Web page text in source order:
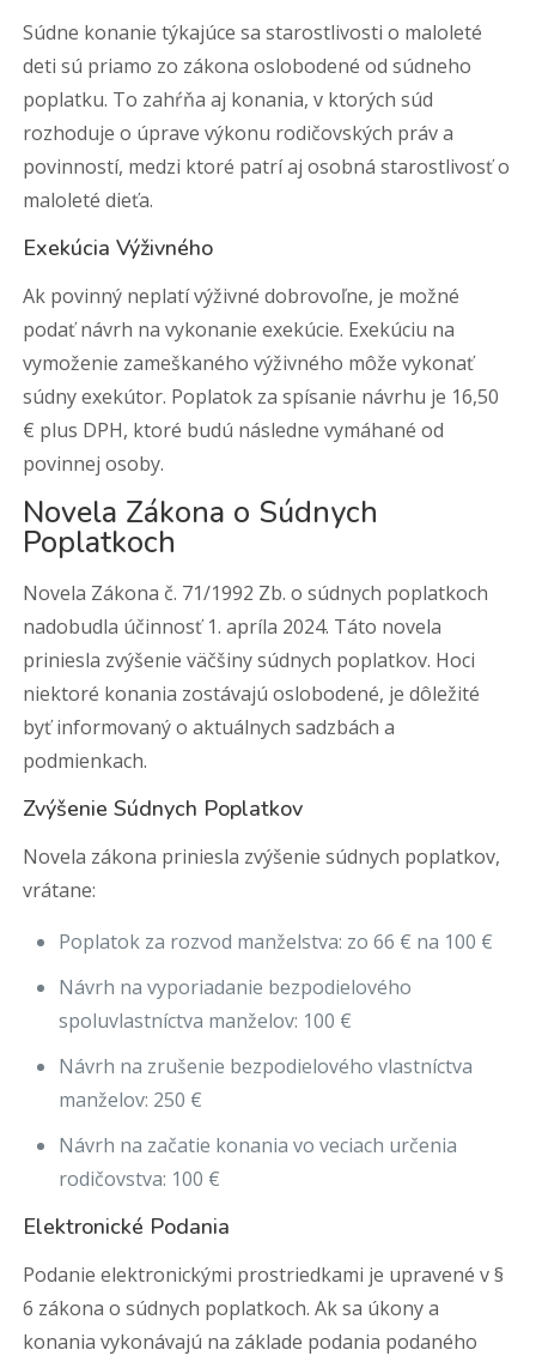
Súdne konanie týkajúce sa starostlivosti o maloleté
deti sú priamo zo zákona oslobodené od súdneho
poplatku. To zahŕňa aj konania, v ktorých súd
rozhoduje o úprave výkonu rodičovských práv a
povinností, medzi ktoré patrí aj osobná starostlivosť o
maloleté dieťa.
Exekúcia Výživného
Ak povinný neplatí výživné dobrovoľne, je možné
podať návrh na vykonanie exekúcie. Exekúciu na
vymoženie zameškaného výživného môže vykonať
súdny exekútor. Poplatok za spísanie návrhu je 16,50
€ plus DPH, ktoré budú následne vymáhané od
povinnej osoby.
Novela Zákona o Súdnych
Poplatkoch
Novela Zákona č. 71/1992 Zb. o súdnych poplatkoch
nadobudla účinnosť 1. apríla 2024. Táto novela
priniesla zvýšenie väčšiny súdnych poplatkov. Hoci
niektoré konania zostávajú oslobodené, je dôležité
byť informovaný o aktuálnych sadzbách a
podmienkach.
Zvýšenie Súdnych Poplatkov
Novela zákona priniesla zvýšenie súdnych poplatkov,
vrátane:
Poplatok za rozvod manželstva: zo 66 € na 100 €
Návrh na vyporiadanie bezpodielového
spoluvlastníctva manželov: 100 €
Návrh na zrušenie bezpodielového vlastníctva
manželov: 250 €
Návrh na začatie konania vo veciach určenia
rodičovstva: 100 €
Elektronické Podania
Podanie elektronickými prostriedkami je upravené v §
6 zákona o súdnych poplatkoch. Ak sa úkony a
konania vykonávajú na základe podania podaného